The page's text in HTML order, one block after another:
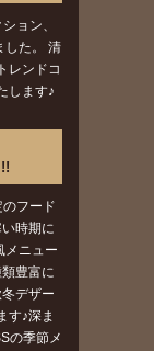
ョン、
した。 清
レンドコ
します♪
フード
時期に
メニュー
豊富に
デザー
す♪深ま
の季節メ